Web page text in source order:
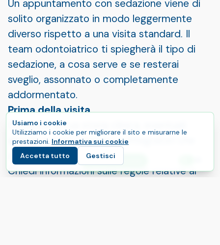
Un appuntamento con sedazione viene di
solito organizzato in modo leggermente
diverso rispetto a una visita standard. Il
team odontoiatrico ti spiegherà il tipo di
sedazione, a cosa serve e se resterai
sveglio, assonnato o completamente
addormentato.
Prima della visita
Condividi la tua storia clinica, eventuali
allergie e tutti i farmaci o integratori che
assumi.
Chiedi informazioni sulle regole relative al
Usiamo i cookie
Utilizziamo i cookie per migliorare il sito e misurarne le
prestazioni. Informativa sui cookie
Accetta tutto
Gestisci
Inizia il tuo percorso